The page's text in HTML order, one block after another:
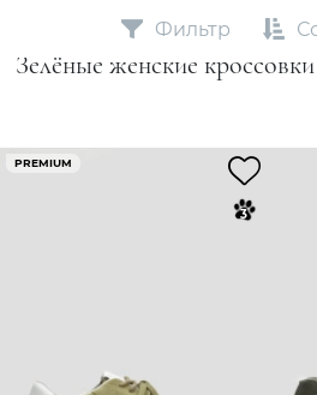
Зелёные женские кроссовки
Фильтр
PREMIUM